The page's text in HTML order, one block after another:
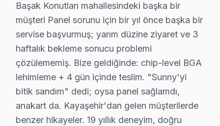
Beşinci taahhüt — Bölge eşitliği: Başakşehir Şehir
Başakşehir'de Sunny onarım maliyetini belirleyen
İkinci faktör — Arıza derinliği: Yüzeysel Backlight
Dördüncü faktör — Parça temini: Stokta hazır bu TV
Başakşehir'deki iklim koşulları ile Sunny LED TV
Sıcaklık-arıza ilişkisinde ise iki kritik eşik var.
Başakşehir'de bu iklim-arıza korelasyonu stok
19 yıllık Başakşehir servis arşivi, Sunny televizyon
Başak Konutları mahallesindeki başka bir
müşteri Panel sorunu için bir yıl önce başka bir
servise başvurmuş; yarım düzine ziyaret ve 3
haftalık bekleme sonucu problemi
çözülememiş. Bize geldiğinde: chip-level BGA
lehimleme + 4 gün içinde teslim. "Sunny'yi
bitik sandım" dedi; oysa panel sağlamdı,
anakart da. Kayaşehir'dan gelen müşterilerde
benzer hikayeler. 19 yıllık deneyim, doğru